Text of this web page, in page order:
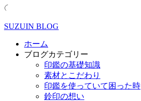
SUZUIN BLOG
ホーム
ブログカテゴリー
印鑑の基礎知識
素材とこだわり
印鑑を使っていて困った時
鈴印の想い